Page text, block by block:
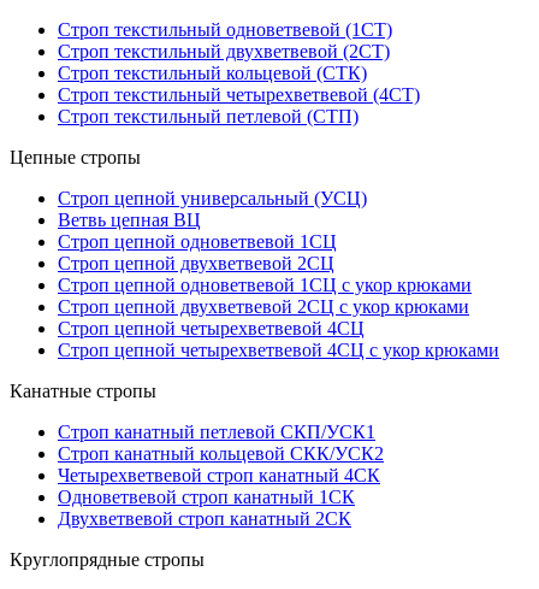
Строп текстильный одноветвевой (1СТ)
Строп текстильный двухветвевой (2СТ)
Строп текстильный кольцевой (СТК)
Строп текстильный четырехветвевой (4СТ)
Строп текстильный петлевой (СТП)
Цепные стропы
Строп цепной универсальный (УСЦ)
Ветвь цепная ВЦ
Строп цепной одноветвевой 1СЦ
Строп цепной двухветвевой 2СЦ
Строп цепной одноветвевой 1СЦ с укор крюками
Строп цепной двухветвевой 2СЦ с укор крюками
Строп цепной четырехветвевой 4СЦ
Строп цепной четырехветвевой 4СЦ с укор крюками
Канатные стропы
Строп канатный петлевой СКП/УСК1
Строп канатный кольцевой СКК/УСК2
Четырехветвевой строп канатный 4СК
Одноветвевой строп канатный 1СК
Двухветвевой строп канатный 2СК
Круглопрядные стропы